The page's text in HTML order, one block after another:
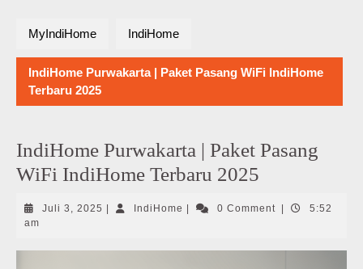
MyIndiHome IndiHome
IndiHome Purwakarta | Paket Pasang WiFi IndiHome
Terbaru 2025
IndiHome Purwakarta | Paket Pasang
WiFi IndiHome Terbaru 2025
Juli 3, 2025 Juli
IndiHome IndiHome0 Comment
5:52
am